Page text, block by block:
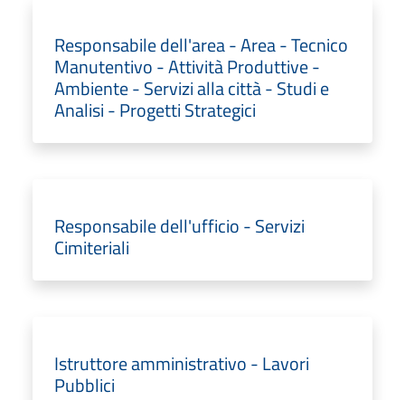
Responsabile dell'area - Area - Tecnico
Manutentivo - Attività Produttive -
Ambiente - Servizi alla città - Studi e
Analisi - Progetti Strategici
Responsabile dell'ufficio - Servizi
Cimiteriali
Istruttore amministrativo - Lavori
Pubblici